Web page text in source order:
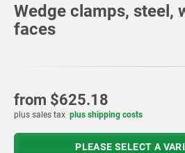
Wedge clamps, steel,
faces
from $625.18
plus sales tax plus shipping costs
PLEASE SELECT A